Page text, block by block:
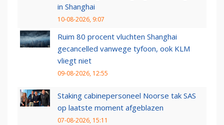
in Shanghai
10-08-2026, 9:07
Ruim 80 procent vluchten Shanghai
gecancelled vanwege tyfoon, ook KLM
vliegt niet
09-08-2026, 12:55
Staking cabinepersoneel Noorse tak SAS
op laatste moment afgeblazen
07-08-2026, 15:11